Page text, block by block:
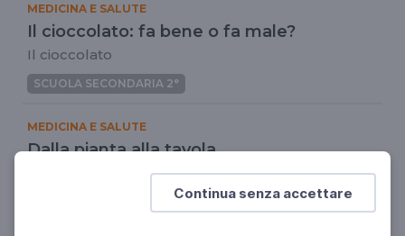
Continua senza accettare
MEDICINA E SALUTE
Il cioccolato: fa bene o fa male?
Il cioccolato
SCUOLA SECONDARIA 2°
MEDICINA E SALUTE
Dalla pianta alla tavola…
SCUOLA SECONDARIA 2°